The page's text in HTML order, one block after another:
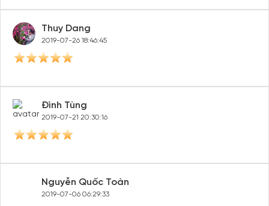
Thuy Dang
2019-07-26 18:46:45
Đình Tùng
2019-07-21 20:30:16
Nguyễn Quốc Toàn
2019-07-06 06:29:33